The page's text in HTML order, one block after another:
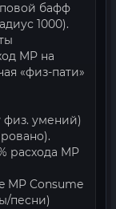
бафф
1000).
MP на
«физ-пати»
физ. умений)
расхода MP
MP Consume
песни)